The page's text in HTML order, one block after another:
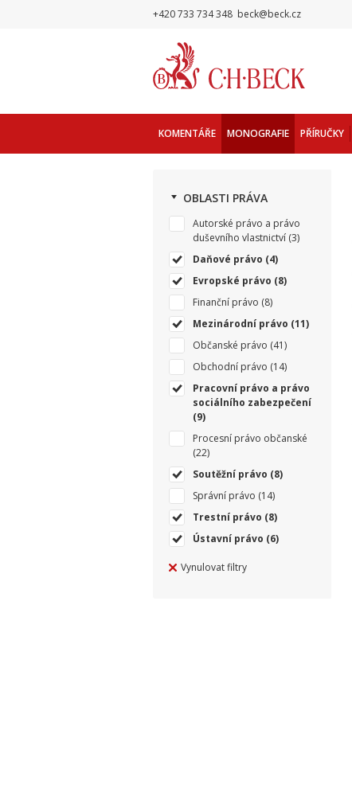
+420 733 734 348 beck@beck.cz
KOMENTÁŘE MONOGRAFIE PŘÍRUČKY
OBLASTI PRÁVA
Autorské právo a právo
duševního vlastnictví (3)
Daňové právo (4)
Evropské právo (8)
Finanční právo (8)
Mezinárodní právo (11)
Občanské právo (41)
Obchodní právo (14)
Pracovní právo a právo
sociálního zabezpečení
(9)
Procesní právo občanské
(22)
Soutěžní právo (8)
Správní právo (14)
Trestní právo (8)
Ústavní právo (6)
Vynulovat filtry